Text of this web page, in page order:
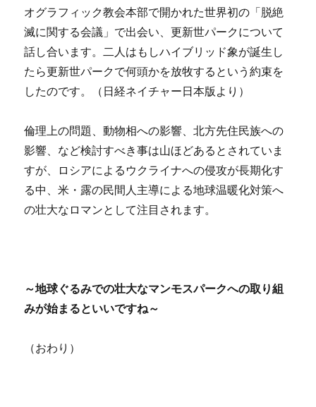
オグラフィック教会本部で開かれた世界初の「脱絶
滅に関する会議」で出会い、更新世パークについて
話し合います。二人はもしハイブリッド象が誕生し
たら更新世パークで何頭かを放牧するという約束を
したのです。（日経ネイチャー日本版より）
倫理上の問題、動物相への影響、北方先住民族への
影響、など検討すべき事は山ほどあるとされていま
すが、ロシアによるウクライナへの侵攻が長期化す
る中、米・露の民間人主導による地球温暖化対策へ
の壮大なロマンとして注目されます。
～地球ぐるみでの壮大なマンモスパークへの取り組
みが始まるといいですね～
（おわり）